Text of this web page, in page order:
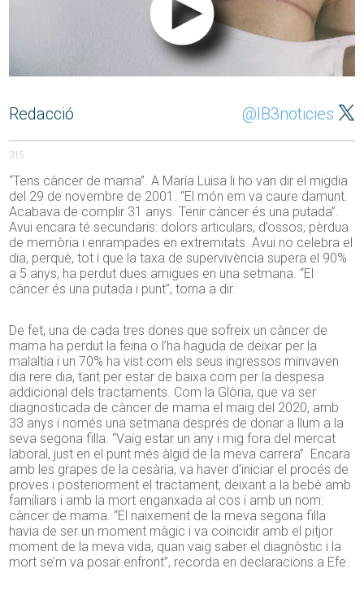
Redacció @IB3noticies
315
“Tens càncer de mama”. A María Luisa li ho van dir el migdia
del 29 de novembre de 2001. “El món em va caure damunt.
Acabava de complir 31 anys. Tenir càncer és una putada”.
Avui encara té secundaris: dolors articulars, d’ossos, pèrdua
de memòria i enrampades en extremitats. Avui no celebra el
dia, perquè, tot i que la taxa de supervivència supera el 90%
a 5 anys, ha perdut dues amigues en una setmana. “El
càncer és una putada i punt”, torna a dir.
De fet, una de cada tres dones que sofreix un càncer de
mama ha perdut la feina o l’ha haguda de deixar per la
malaltia i un 70% ha vist com els seus ingressos minvaven
dia rere dia, tant per estar de baixa com per la despesa
addicional dels tractaments. Com la Glòria, que va ser
diagnosticada de càncer de mama el maig del 2020, amb
33 anys i només una setmana després de donar a llum a la
seva segona filla. “Vaig estar un any i mig fora del mercat
laboral, just en el punt més àlgid de la meva carrera”. Encara
amb les grapes de la cesària, va haver d’iniciar el procés de
proves i posteriorment el tractament, deixant a la bebè amb
familiars i amb la mort enganxada al cos i amb un nom:
càncer de mama. “El naixement de la meva segona filla
havia de ser un moment màgic i va coincidir amb el pitjor
moment de la meva vida, quan vaig saber el diagnòstic i la
mort se’m va posar enfront”, recorda en declaracions a Efe.